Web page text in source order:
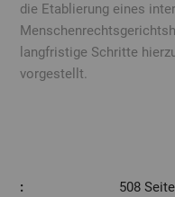
die Etablierung eines
langfristige Schritte
vorgestellt.
:
508